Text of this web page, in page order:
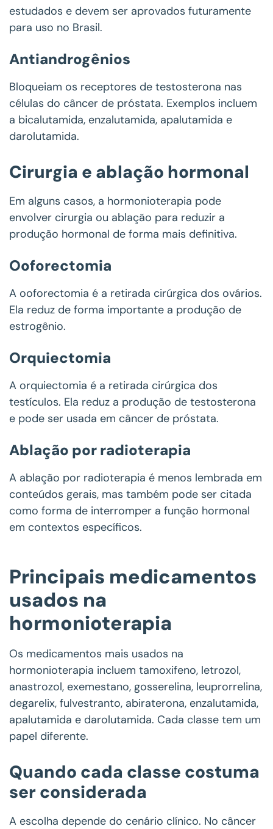
estudados e devem ser aprovados futuramente
para uso no Brasil.
Antiandrogênios
Bloqueiam os receptores de testosterona nas
células do câncer de próstata. Exemplos incluem
a bicalutamida, enzalutamida, apalutamida e
darolutamida.
Cirurgia e ablação hormonal
Em alguns casos, a hormonioterapia pode
envolver cirurgia ou ablação para reduzir a
produção hormonal de forma mais definitiva.
Ooforectomia
A ooforectomia é a retirada cirúrgica dos ovários.
Ela reduz de forma importante a produção de
estrogênio.
Orquiectomia
A orquiectomia é a retirada cirúrgica dos
testículos. Ela reduz a produção de testosterona
e pode ser usada em câncer de próstata.
Ablação por radioterapia
A ablação por radioterapia é menos lembrada em
conteúdos gerais, mas também pode ser citada
como forma de interromper a função hormonal
em contextos específicos.
Principais medicamentos
usados na
hormonioterapia
Os medicamentos mais usados na
hormonioterapia incluem tamoxifeno, letrozol,
anastrozol, exemestano, gosserelina, leuprorrelina,
degarelix, fulvestranto, abiraterona, enzalutamida,
apalutamida e darolutamida. Cada classe tem um
papel diferente.
Quando cada classe costuma
ser considerada
A escolha depende do cenário clínico. No câncer